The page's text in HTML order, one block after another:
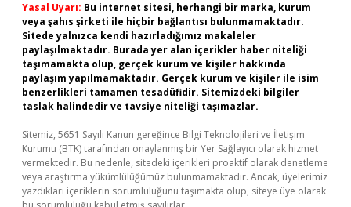
Yasal Uyarı: Bu internet sitesi, herhangi bir marka, kurum
veya şahıs şirketi ile hiçbir bağlantısı bulunmamaktadır.
Sitede yalnızca kendi hazırladığımız makaleler
paylaşılmaktadır. Burada yer alan içerikler haber niteliği
taşımamakta olup, gerçek kurum ve kişiler hakkında
paylaşım yapılmamaktadır. Gerçek kurum ve kişiler ile isim
benzerlikleri tamamen tesadüfidir. Sitemizdeki bilgiler
taslak halindedir ve tavsiye niteliği taşımazlar.
Sitemiz, 5651 Sayılı Kanun gereğince Bilgi Teknolojileri ve İletişim
Kurumu (BTK) tarafından onaylanmış bir Yer Sağlayıcı olarak hizmet
vermektedir. Bu nedenle, sitedeki içerikleri proaktif olarak denetleme
veya araştırma yükümlülüğümüz bulunmamaktadır. Ancak, üyelerimiz
yazdıkları içeriklerin sorumluluğunu taşımakta olup, siteye üye olarak